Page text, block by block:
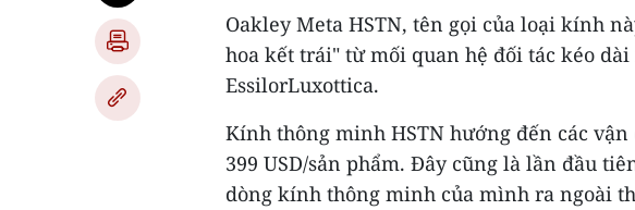
Oakley Meta HSTN, tên gọi của loại kính
hoa kết trái" từ mối quan hệ đối tác kéo
EssilorLuxottica.
Kính thông minh HSTN hướng đến các
399 USD/sản phẩm. Đây cũng là lần đầu
dòng kính thông minh của mình ra ngoài